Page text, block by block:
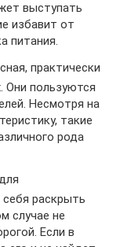
выступать
избавит от
питания.
практически
Они пользуются
Несмотря на
такие
рода
раскрыть
случае не
Если в